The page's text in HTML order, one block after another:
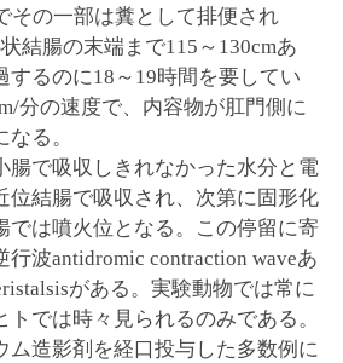
その一部は糞として排便され
結腸の末端まで115～130cmあ
するのに18～19時間を要してい
分の速度で、内容物が肛門側に
る。
腸で吸収しきれなかった水分と電
位結腸で吸収され、次第に固形化
では噴火位となる。この停留に寄
波antidromic contraction waveあ
がある。実験動物では常に
では時々見られるのみである。
ム造影剤を経口投与した多数例に